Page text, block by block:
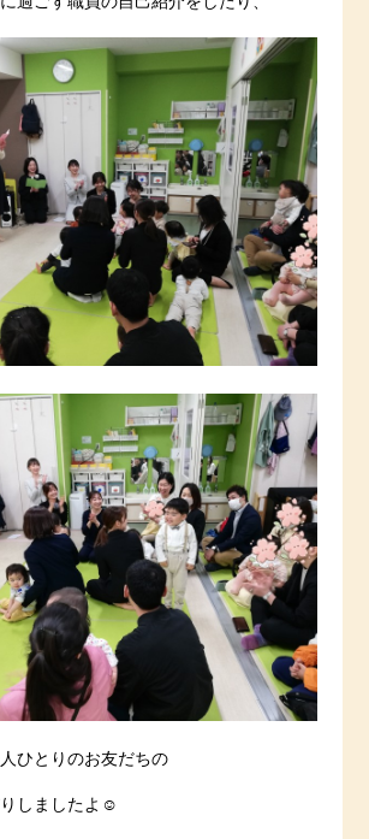
ひとりのお友だちの
しましたよ☺️